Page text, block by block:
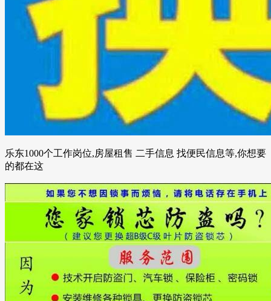
乐东1000个工作岗位,房屋租售 二手信息 找便民信息等,你想要
的都在这